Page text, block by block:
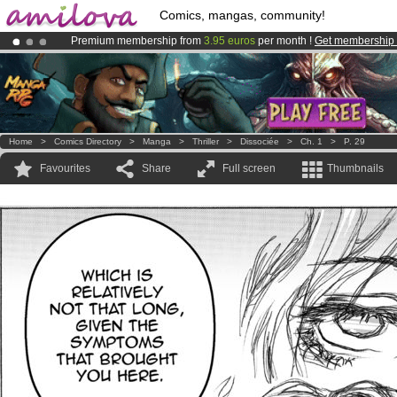
Comics, mangas, community!
Premium membership from 3.95 euros per month ! Get membership
AmilovaKickstarter is now LIVE!.
Already 100000membersand 1000 comics & mangas!.
Home > Comics Directory > Manga > Thriller > Dissociée > Ch. 1 > P. 29
Favourites Share Full screen Thumbnails